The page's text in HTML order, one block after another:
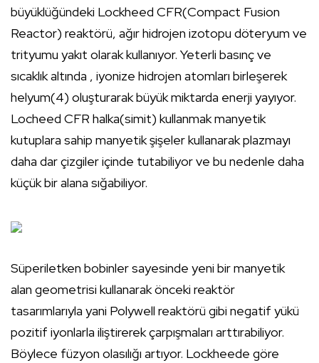
büyüklüğündeki Lockheed CFR(Compact Fusion
Reactor) reaktörü, ağır hidrojen izotopu döteryum ve
trityumu yakıt olarak kullanıyor. Yeterli basınç ve
sıcaklık altında , iyonize hidrojen atomları birleşerek
helyum(4) oluşturarak büyük miktarda enerji yayıyor.
Locheed CFR halka(simit) kullanmak manyetik
kutuplara sahip manyetik şişeler kullanarak plazmayı
daha dar çizgiler içinde tutabiliyor ve bu nedenle daha
küçük bir alana sığabiliyor.
Süperiletken bobinler sayesinde yeni bir manyetik
alan geometrisi kullanarak önceki reaktör
tasarımlarıyla yani Polywell reaktörü gibi negatif yükü
pozitif iyonlarla iliştirerek çarpışmaları arttırabiliyor.
Böylece füzyon olasılığı artıyor. Lockheede göre